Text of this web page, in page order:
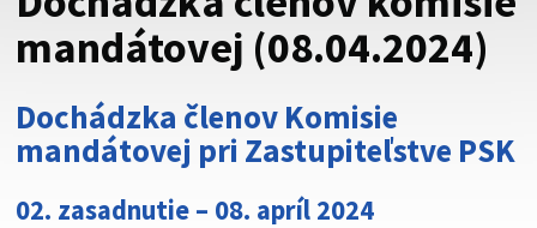
Buďte pozorní a vždy sa uistite, že zdieľate informácie iba
cez zabezpečenú webovú stránku. Zabezpečená stránka
mandátovej (08.04.2024)
Dochádzka členov Komisie
mandátovej pri Zastupiteľstve PSK
02. zasadnutie – 08. apríl 2024